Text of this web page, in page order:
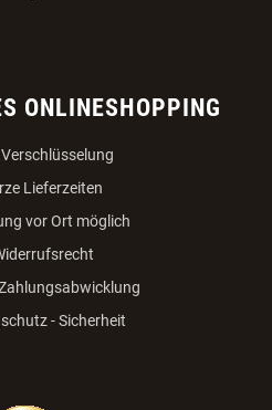
ONLINESHOPPING
Verschlüsselung
Lieferzeiten
vor Ort möglich
- Sicherheit